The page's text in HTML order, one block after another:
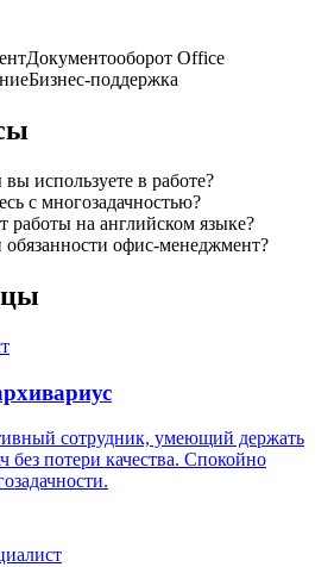
Документооборот Office
Бизнес-поддержка
используете в работе?
с многозадачностью?
работы на английском языке?
офис-менеджмент?
сотрудник, умеющий держать
без потери качества. Спокойно